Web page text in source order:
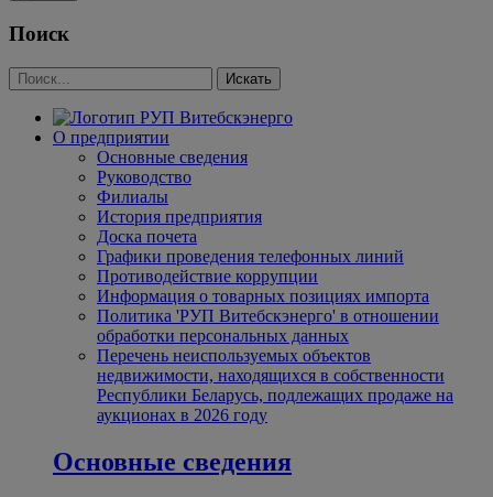
Поиск
О предприятии
Основные сведения
Руководство
Филиалы
История предприятия
Доска почета
Графики проведения телефонных линий
Противодействие коррупции
Информация о товарных позициях импорта
Политика 'РУП Витебскэнерго' в отношении
обработки персональных данных
Перечень неиспользуемых объектов
недвижимости, находящихся в собственности
Республики Беларусь, подлежащих продаже на
аукционах в 2026 году
Основные сведения